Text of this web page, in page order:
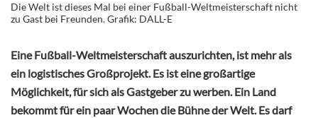
Die Welt ist dieses Mal bei einer Fußball-Weltmeisterschaft nicht
zu Gast bei Freunden. Grafik: DALL-E
Eine Fußball-Weltmeisterschaft auszurichten, ist mehr als
ein logistisches Großprojekt. Es ist eine großartige
Möglichkeit, für sich als Gastgeber zu werben. Ein Land
bekommt für ein paar Wochen die Bühne der Welt. Es darf